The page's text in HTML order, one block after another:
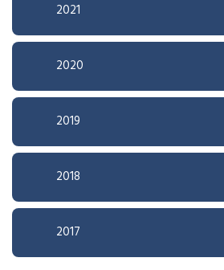
2021
2020
2019
2018
2017